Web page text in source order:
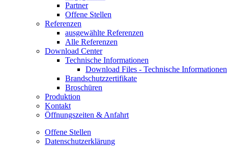
Partner
Offene Stellen
Referenzen
ausgewählte Referenzen
Alle Referenzen
Download Center
Technische Informationen
Download Files - Technische Informationen
Brandschutzzertifikate
Broschüren
Produktion
Kontakt
Öffnungszeiten & Anfahrt
Offene Stellen
Datenschutzerklärung